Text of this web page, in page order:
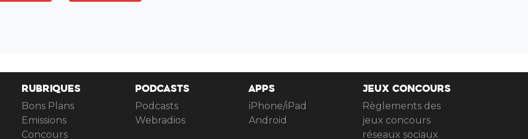
RUBRIQUES
Bons Plans
Emissions
Concours
PODCASTS
Podcasts
Webradios
APPS
iPhone/iPad
Android
JEUX CONCOURS
Règlements des
jeux concours
réseaux sociaux